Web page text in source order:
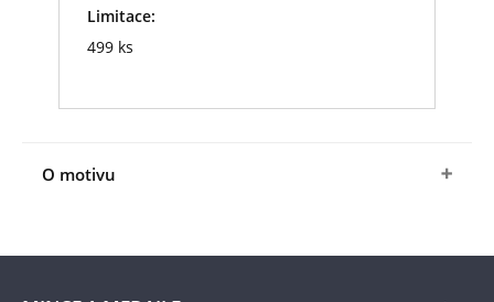
Limitace:
499 ks
O motivu
talentovanáFrancesca Abbate, jež vystudovala